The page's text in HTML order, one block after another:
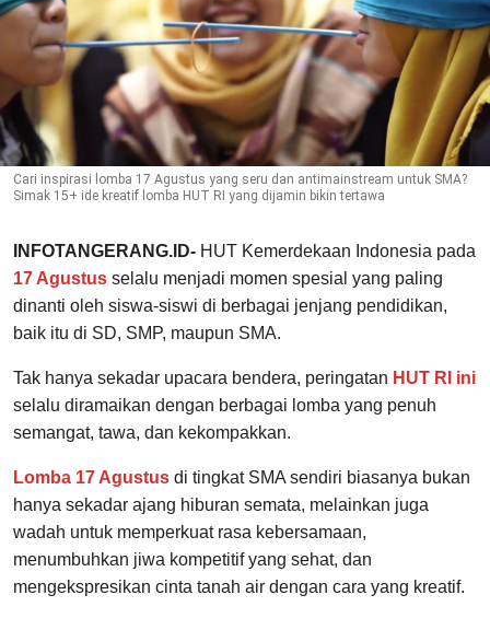
Cari inspirasi lomba 17 Agustus yang seru dan antimainstream untuk SMA?
Simak 15+ ide kreatif lomba HUT RI yang dijamin bikin tertawa
INFOTANGERANG.ID- HUT Kemerdekaan Indonesia pada
17 Agustus selalu menjadi momen spesial yang paling
dinanti oleh siswa-siswi di berbagai jenjang pendidikan,
baik itu di SD, SMP, maupun SMA.
Tak hanya sekadar upacara bendera, peringatan HUT RI ini
selalu diramaikan dengan berbagai lomba yang penuh
semangat, tawa, dan kekompakkan.
Lomba 17 Agustus di tingkat SMA sendiri biasanya bukan
hanya sekadar ajang hiburan semata, melainkan juga
wadah untuk memperkuat rasa kebersamaan,
menumbuhkan jiwa kompetitif yang sehat, dan
mengekspresikan cinta tanah air dengan cara yang kreatif.